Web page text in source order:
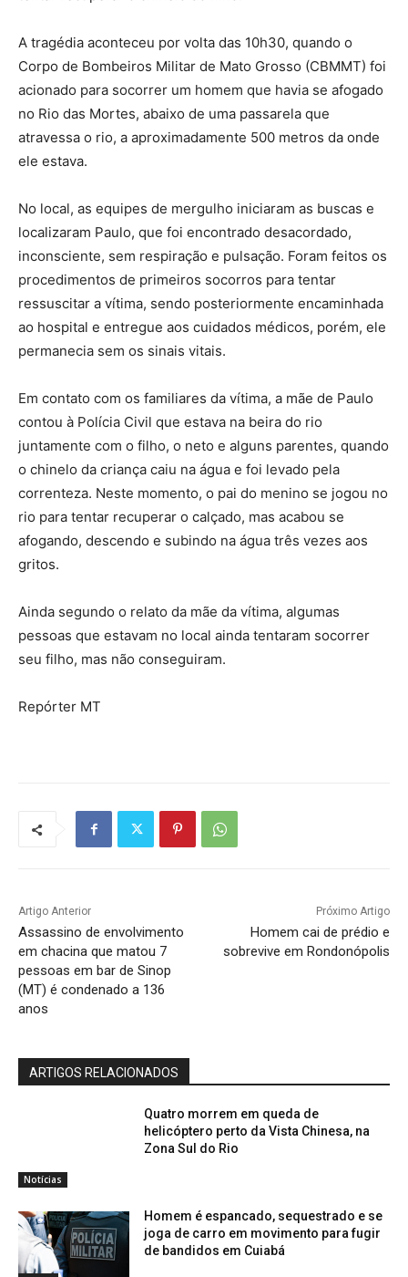
A tragédia aconteceu por volta das 10h30, quando o
Corpo de Bombeiros Militar de Mato Grosso (CBMMT) foi
acionado para socorrer um homem que havia se afogado
no Rio das Mortes, abaixo de uma passarela que
atravessa o rio, a aproximadamente 500 metros da onde
ele estava.
No local, as equipes de mergulho iniciaram as buscas e
localizaram Paulo, que foi encontrado desacordado,
inconsciente, sem respiração e pulsação. Foram feitos os
procedimentos de primeiros socorros para tentar
ressuscitar a vítima, sendo posteriormente encaminhada
ao hospital e entregue aos cuidados médicos, porém, ele
permanecia sem os sinais vitais.
Em contato com os familiares da vítima, a mãe de Paulo
contou à Polícia Civil que estava na beira do rio
juntamente com o filho, o neto e alguns parentes, quando
o chinelo da criança caiu na água e foi levado pela
correnteza. Neste momento, o pai do menino se jogou no
rio para tentar recuperar o calçado, mas acabou se
afogando, descendo e subindo na água três vezes aos
gritos.
Ainda segundo o relato da mãe da vítima, algumas
pessoas que estavam no local ainda tentaram socorrer
seu filho, mas não conseguiram.
Repórter MT
Artigo Anterior
Assassino de envolvimento
em chacina que matou 7
pessoas em bar de Sinop
(MT) é condenado a 136
anos
Próximo Artigo
Homem cai de prédio e
sobrevive em Rondonópolis
ARTIGOS RELACIONADOS
Notícias
Quatro morrem em queda de
helicóptero perto da Vista Chinesa, na
Zona Sul do Rio
Homem é espancado, sequestrado e se
joga de carro em movimento para fugir
de bandidos em Cuiabá